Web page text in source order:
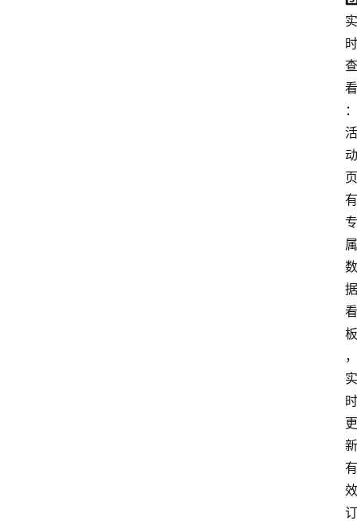
实
时
查
看
：
活
动
页
有
专
属
数
据
看
板
，
实
时
更
新
有
效
订